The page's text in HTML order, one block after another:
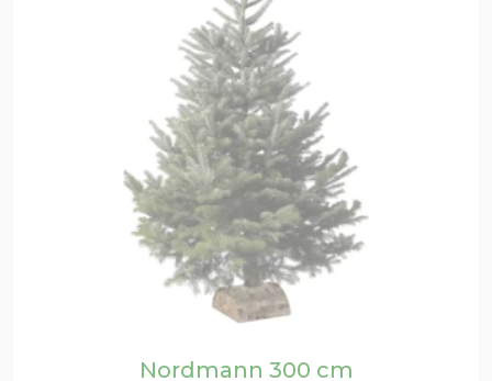
Nordmann 300 cm